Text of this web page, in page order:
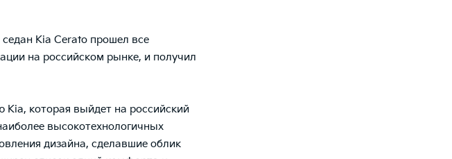
Kia Cerato прошел все
на российском рынке, и получил
которая выйдет на российский
высокотехнологичных
дизайна, сделавшие облик